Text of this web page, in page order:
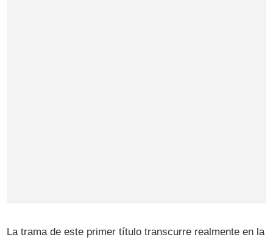
La trama de este primer título transcurre realmente en la